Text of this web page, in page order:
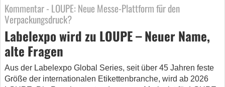
Kommentar - LOUPE: Neue Messe-Plattform für den
Verpackungsdruck?
Labelexpo wird zu LOUPE – Neuer Name,
alte Fragen
Aus der Labelexpo Global Series, seit über 45 Jahren feste
Größe der internationalen Etikettenbranche, wird ab 2026